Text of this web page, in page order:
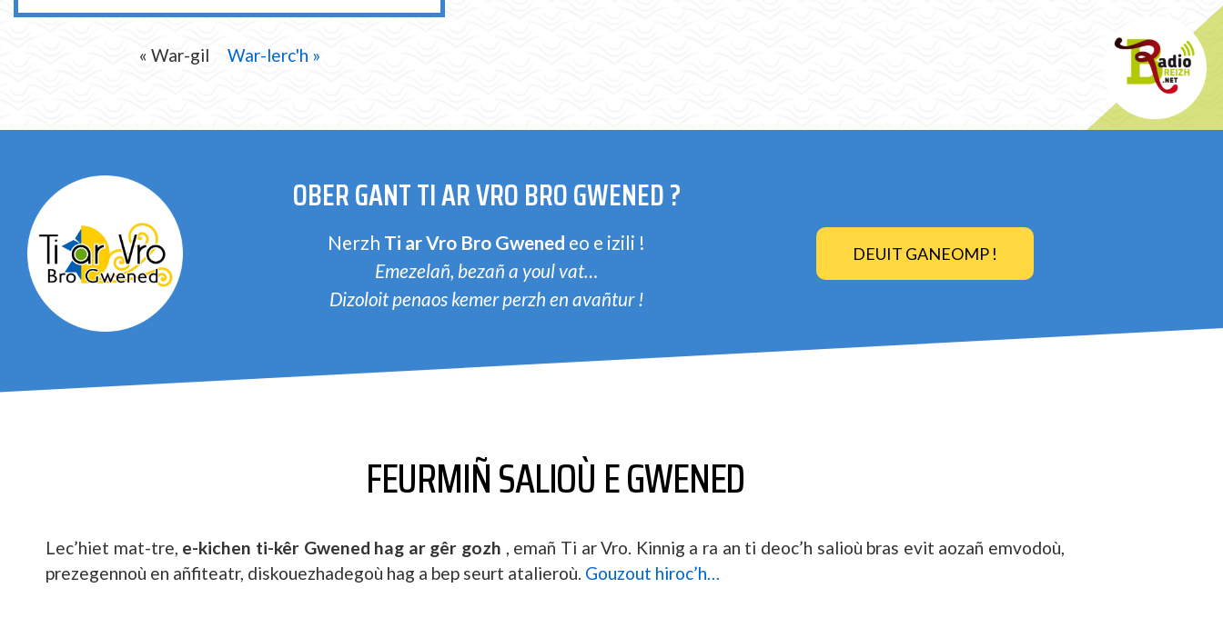
« War-gil War-lerc'h »
OBER GANT TI AR VRO BRO GWENED ?
Nerzh Ti ar Vro Bro Gwened eo e izili !
Emezelañ, bezañ a youl vat…
Dizoloit penaos kemer perzh en avañtur !
DEUIT GANEOMP !
FEURMIÑ SALIOÙ E GWENED
Lec’hiet mat-tre, e-kichen ti-kêr Gwened hag ar gêr gozh , emañ Ti ar Vro. Kinnig a ra an ti deoc’h salioù bras evit aozañ emvodoù,
prezegennoù en añfiteatr, diskouezhadegoù hag a bep seurt atalieroù. Gouzout hiroc’h…